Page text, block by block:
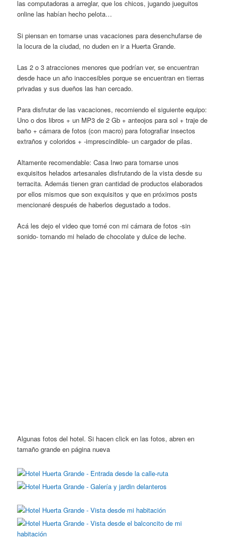
las computadoras a arreglar, que los chicos, jugando jueguitos
online las habían hecho pelota…
Si piensan en tomarse unas vacaciones para desenchufarse de
la locura de la ciudad, no duden en ir a Huerta Grande.
Las 2 o 3 atracciones menores que podrían ver, se encuentran
desde hace un año inaccesibles porque se encuentran en tierras
privadas y sus dueños las han cercado.
Para disfrutar de las vacaciones, recomiendo el siguiente equipo:
Uno o dos libros + un MP3 de 2 Gb + anteojos para sol + traje de
baño + cámara de fotos (con macro) para fotografiar insectos
extraños y coloridos + -imprescindible- un cargador de pilas.
Altamente recomendable: Casa Irwo para tomarse unos
exquisitos helados artesanales disfrutando de la vista desde su
terracita. Además tienen gran cantidad de productos elaborados
por ellos mismos que son exquisitos y que en próximos posts
mencionaré después de haberlos degustado a todos.
Acá les dejo el video que tomé con mi cámara de fotos -sin
sonido- tomando mi helado de chocolate y dulce de leche.
Algunas fotos del hotel. Si hacen click en las fotos, abren en
tamaño grande en página nueva